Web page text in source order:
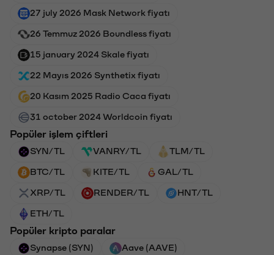
27 july 2026 Mask Network fiyatı
26 Temmuz 2026 Boundless fiyatı
15 january 2024 Skale fiyatı
22 Mayıs 2026 Synthetix fiyatı
20 Kasım 2025 Radio Caca fiyatı
31 october 2024 Worldcoin fiyatı
Popüler işlem çiftleri
SYN/TL VANRY/TL TLM/TL
BTC/TL KITE/TL GAL/TL
XRP/TL RENDER/TL HNT/TL
ETH/TL
Popüler kripto paralar
Synapse (SYN) Aave (AAVE)